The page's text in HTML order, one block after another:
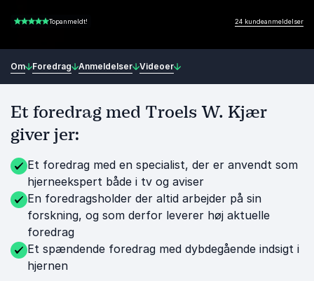
5.00 ud af 5Topanmeldt! 24 kundeanmeldelser
Om Foredrag Anmeldelser Videoer
Et foredrag med Troels W. Kjær
giver jer:
Et foredrag med en specialist, der er anvendt som
hjerneekspert både i tv og aviser
En foredragsholder der altid arbejder på sin
forskning, og som derfor leverer høj aktuelle
foredrag
Et spændende foredrag med dybdegående indsigt i
hjernen